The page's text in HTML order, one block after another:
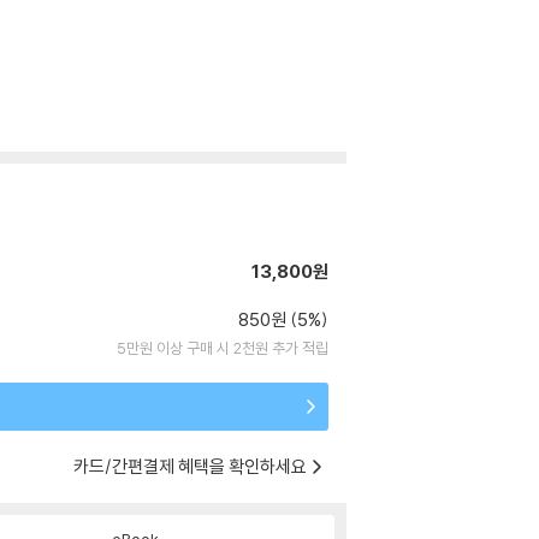
13,800원
850원 (5%)
5만원 이상 구매 시 2천원 추가 적립
카드/간편결제 혜택을 확인하세요